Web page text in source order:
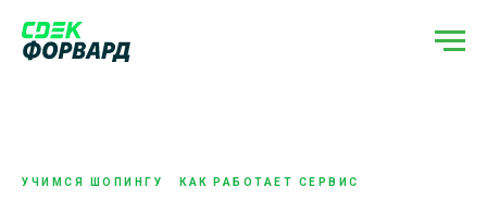
УЧИМСЯ ШОПИНГУ КАК РАБОТАЕТ СЕРВИС